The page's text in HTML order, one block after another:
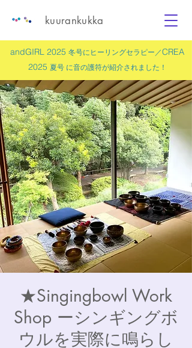
andGIRL 2025 冬号にヒーリングセラピー／CREA
2025 夏号 に音の護符が紹介されました！
kuurankukka
★Singingbowl Work
Shop ーシンギングボ
ウルを実際に鳴らし